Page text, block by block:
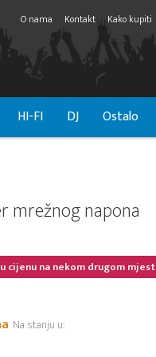
O nama Kontakt Kako kupiti
HI-FI DJ Ostalo
mrežnog napona
cijenu na nekom drugom
Na stanju u: